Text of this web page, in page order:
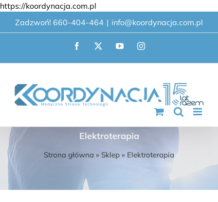
https://koordynacja.com.pl
do
zawartości
Zadzwoń! 660-404-464 | info@koordynacja.com.pl
Facebook
X YouTubeInstagram
Elektroterapia
Strona główna » Sklep » Elektroterapia